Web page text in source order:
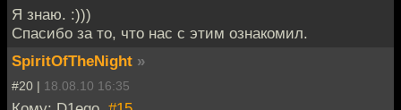
Я знаю. :)))
Спасибо за то, что нас с этим ознакомил.
SpiritOfTheNight »
#20 | 18.08.10 16:35